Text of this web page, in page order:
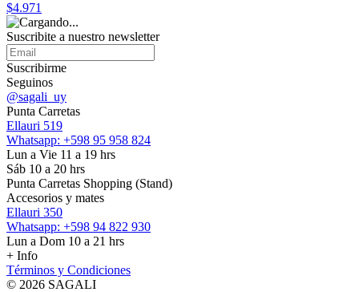
$4.971
Suscribite a nuestro newsletter
Suscribirme
Seguinos
@sagali_uy
Punta Carretas
Ellauri 519
Whatsapp: +598 95 958 824
Lun a Vie 11 a 19 hrs
Sáb 10 a 20 hrs
Punta Carretas Shopping (Stand)
Accesorios y mates
Ellauri 350
Whatsapp: +598 94 822 930
Lun a Dom 10 a 21 hrs
+ Info
Términos y Condiciones
© 2026 SAGALI